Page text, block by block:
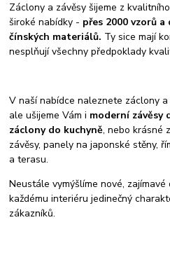
Záclony a závěsy šijeme z
široké nabídky - přes 2000 vzorů
čínských materiálů. Ty sice mají
nesplňují všechny předpoklady
V naší nabídce naleznete záclony
ale ušijeme Vám i moderní závěsy
záclony do kuchyně, nebo krásné
závěsy, panely na japonské stěny,
a terasu.
Neustále vymýšlíme nové, zajímavé
každému interiéru jedinečný
zákazníků.